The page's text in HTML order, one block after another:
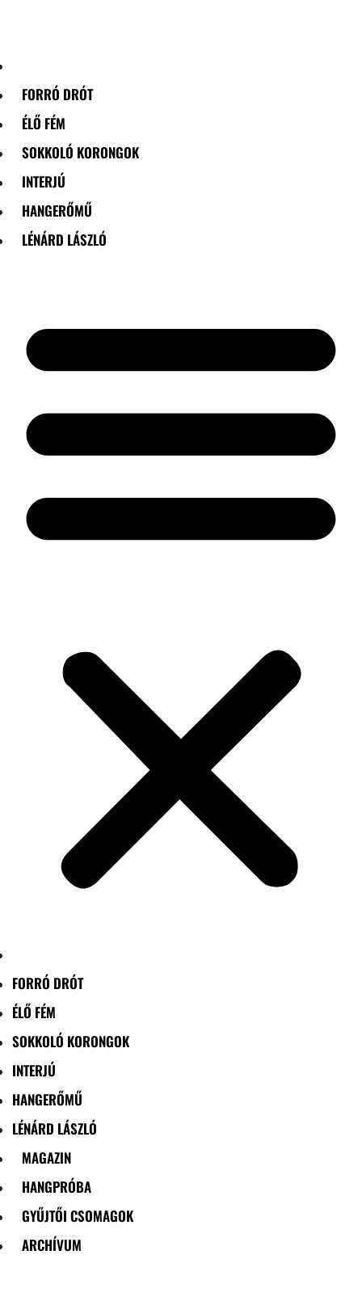
FORRÓ DRÓT
ÉLŐ FÉM
SOKKOLÓ KORONGOK
INTERJÚ
HANGERŐMŰ
LÉNÁRD LÁSZLÓ
FORRÓ DRÓT
ÉLŐ FÉM
SOKKOLÓ KORONGOK
INTERJÚ
HANGERŐMŰ
LÉNÁRD LÁSZLÓ
MAGAZIN
HANGPRÓBA
GYŰJTŐI CSOMAGOK
ARCHÍVUM